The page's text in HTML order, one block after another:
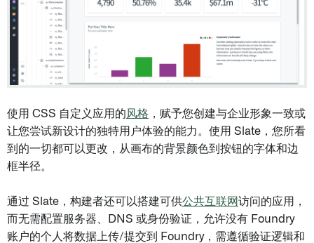
使用 CSS 自定义应用的风格 ，赋予您创建与企业形象一致或
让您尝试新设计的独特用户体验的能力。使用 Slate，您所看
到的一切都可以更改，从画布的背景颜色到按钮的字体和边
框半径。
通过 Slate，构建者还可以搭建可供公共互联网访问的应用，
而无需配置服务器、DNS 或身份验证，允许没有 Foundry
账户的个人将数据上传/提交到 Foundry，需遵循验证逻辑和